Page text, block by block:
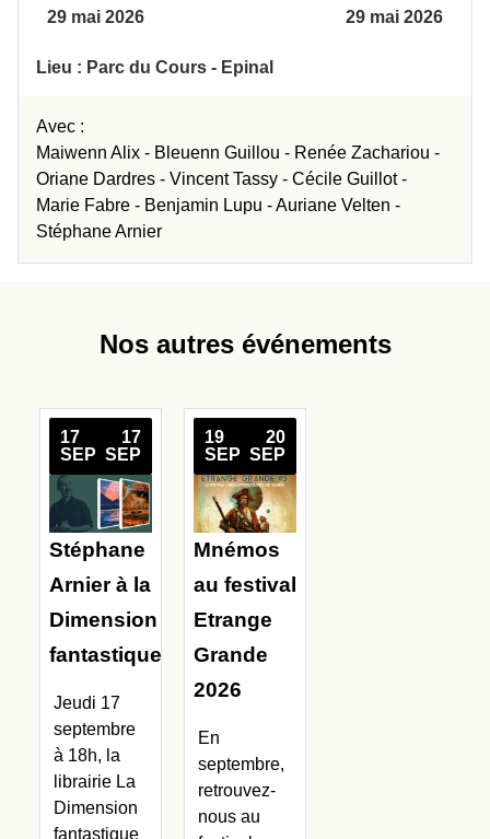
29 mai 2026 29 mai 2026
Lieu : Parc du Cours - Epinal
Avec :
Maiwenn Alix - Bleuenn Guillou - Renée Zachariou -
Oriane Dardres - Vincent Tassy - Cécile Guillot -
Marie Fabre - Benjamin Lupu -Auriane Velten -
Stéphane Arnier
Nos autres événements
17
SEP
17
SEP
Stéphane
Arnier à la
Dimension
fantastique
Jeudi 17
septembre
à 18h, la
librairie La
Dimension
fantastique
19
SEP
20
SEP
Mnémos
au festival
Etrange
Grande
2026
En
septembre,
retrouvez-
nous au